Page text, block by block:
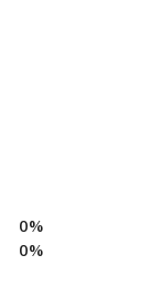
0%
0%